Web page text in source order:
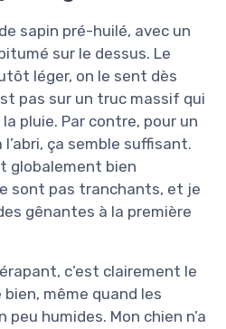
sapin pré-huilé, avec un
sur le dessus. Le
léger, on le sent dès
pas sur un truc massif qui
pluie. Par contre, pour un
ça semble suffisant.
globalement bien
sont pas tranchants, et je
gênantes à la première
c’est clairement le
même quand les
humides. Mon chien n’a